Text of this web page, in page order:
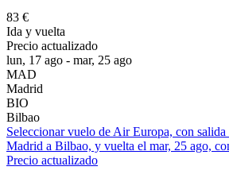
83 €
Ida y vuelta
Precio actualizado
lun, 17 ago - mar, 25 ago
MAD
Madrid
BIO
Bilbao
Seleccionar vuelo de Air Europa, con
Madrid a Bilbao, y vuelta el mar, 25 ago,
Precio actualizado